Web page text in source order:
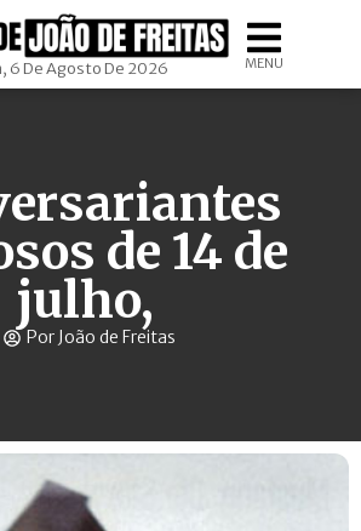
6 De Agosto De 2026 MENU
de 14 de
julho,
Por João de Freitas